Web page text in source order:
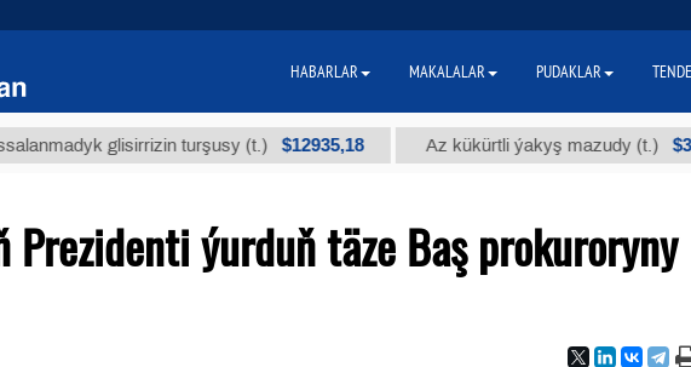
glisirrizin turşusy (t.) $12935,18 Az kükürtli ýakyş mazudy (t.) $300
Prezidenti ýurduň täze Baş prokuroryny
HABARLAR MAKALALAR PUDAKLAR